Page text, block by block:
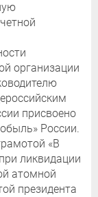
организации
присвоено
России.
«В
ликвидации
атомной
президента